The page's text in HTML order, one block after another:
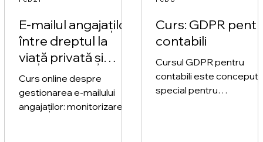
E-mailul angajaților:
între dreptul la
viață privată și
interesul legitim al
angajatorului
Curs online despre
gestionarea e-mailului
angajaților: monitorizare,
Curs: GDPR
contabili
Cursul GDPR pentru
contabili este conceput
special pentru